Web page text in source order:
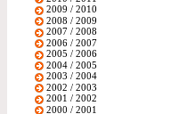
2009 / 2010
2008 / 2009
2007 / 2008
2006 / 2007
2005 / 2006
2004 / 2005
2003 / 2004
2002 / 2003
2001 / 2002
2000 / 2001